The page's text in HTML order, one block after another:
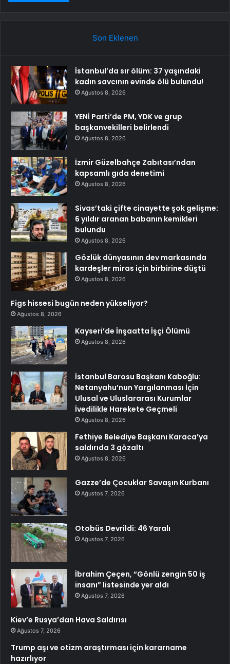
Son Eklenen
İstanbul’da sır ölüm: 37 yaşındaki
kadın savcının evinde ölü bulundu!
Ağustos 8, 2026
YENİ Parti’de PM, YDK ve grup
başkanvekilleri belirlendi
Ağustos 8, 2026
İzmir Güzelbahçe Zabıtası’ndan
kapsamlı gıda denetimi
Ağustos 8, 2026
Sivas’taki çifte cinayette şok gelişme:
6 yıldır aranan babanın kemikleri
bulundu
Ağustos 8, 2026
Gözlük dünyasının dev markasında
kardeşler miras için birbirine düştü
Ağustos 8, 2026
Figs hissesi bugün neden yükseliyor?
Ağustos 8, 2026
Kayseri’de İnşaatta İşçi Ölümü
Ağustos 8, 2026
İstanbul Barosu Başkanı Kaboğlu:
Netanyahu’nun Yargılanması İçin
Ulusal ve Uluslararası Kurumlar
İvedilikle Harekete Geçmeli
Ağustos 8, 2026
Fethiye Belediye Başkanı Karaca’ya
saldırıda 3 gözaltı
Ağustos 8, 2026
Gazze’de Çocuklar Savaşın Kurbanı
Ağustos 7, 2026
Otobüs Devrildi: 46 Yaralı
Ağustos 7, 2026
İbrahim Çeçen, “Gönlü zengin 50 iş
insanı” listesinde yer aldı
Ağustos 7, 2026
Kiev’e Rusya’dan Hava Saldırısı
Ağustos 7, 2026
Trump aşı ve otizm araştırması için kararname
hazırlıyor